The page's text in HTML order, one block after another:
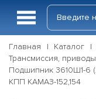
Главная Каталог
Трансмиссия, приводы
Подшипник 3610Ш1-6
КПП КАМАЗ-152,154